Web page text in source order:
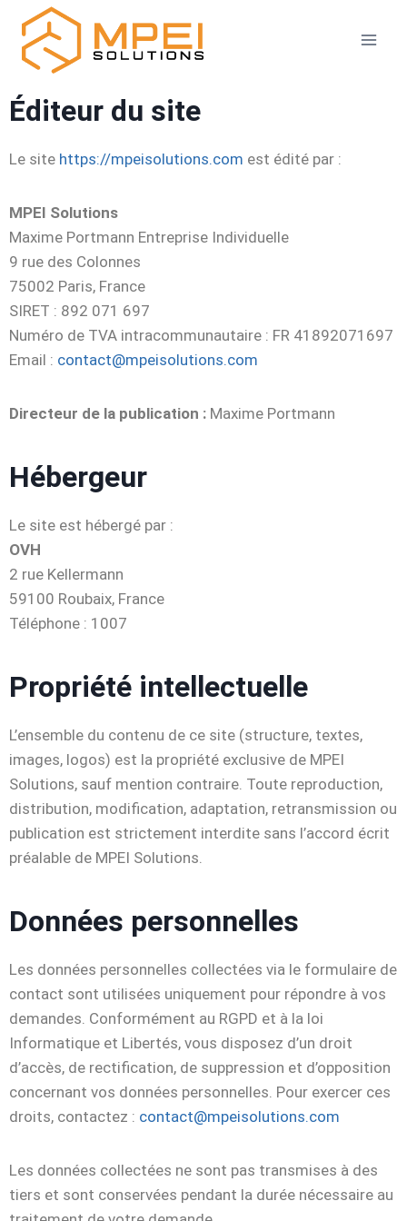
Éditeur du site
Le site https://mpeisolutions.com est édité par :
MPEI Solutions
Maxime Portmann Entreprise Individuelle
9 rue des Colonnes
75002 Paris, France
SIRET : 892 071 697
Numéro de TVA intracommunautaire : FR 41892071697
Email : contact@mpeisolutions.com
Directeur de la publication : Maxime Portmann
Hébergeur
Le site est hébergé par :
OVH
2 rue Kellermann
59100 Roubaix, France
Téléphone : 1007
Propriété intellectuelle
L’ensemble du contenu de ce site (structure, textes,
images, logos) est la propriété exclusive de MPEI
Solutions, sauf mention contraire. Toute reproduction,
distribution, modification, adaptation, retransmission ou
publication est strictement interdite sans l’accord écrit
préalable de MPEI Solutions.
Données personnelles
Les données personnelles collectées via le formulaire de
contact sont utilisées uniquement pour répondre à vos
demandes. Conformément au RGPD et à la loi
Informatique et Libertés, vous disposez d’un droit
d’accès, de rectification, de suppression et d’opposition
concernant vos données personnelles. Pour exercer ces
droits, contactez : contact@mpeisolutions.com
Les données collectées ne sont pas transmises à des
tiers et sont conservées pendant la durée nécessaire au